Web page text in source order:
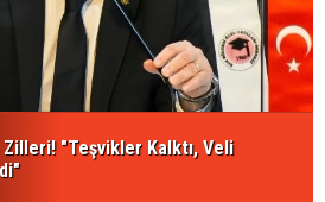
"Teşvikler Kalktı, Veli